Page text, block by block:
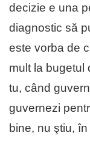
decizie e una
diagnostic să
este vorba de
mult la bugetul
tu, când
guvernezi
bine, nu ştiu,